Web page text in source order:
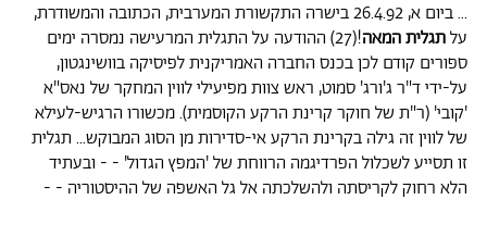
... ביום א, 26.4.92 בישרה התקשורת המערבית, הכתובה והמשודרת,
עלתגלית המאה
!(27) ההודעה על התגלית המרעישה נמסרה ימים
ספורים קודם לכן בכנס החברה האמריקנית לפיסיקה בוושינגטון,
על-ידי ד"ר ג'ורג' סמוט, ראש צוות מפיעילי לווין המחקר של נאס"א
'קובי' (ר"ת של חוקר קרינת הרקע הקוסמית). מכשורו הרגיש-לעילא
של לווין זה גילה בקרינת הרקע אי-סדירות מן הסוג המבוקש... תגלית
זו תסייע לשכלול הפרדיגמה הרווחת של 'המפץ הגדול' - - ובעתיד
הלא רחוק לקריסתה ולהשלכתה אל גל האשפה של ההיסטוריה - -